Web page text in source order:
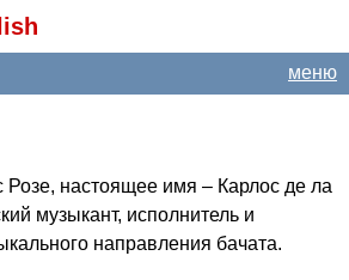
меню
Розе, настоящее имя – Карлос де ла
музыкант, исполнитель и
направления бачата.